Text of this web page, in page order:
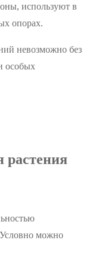
используют в
опорах.
невозможно без
особых
Условно можно